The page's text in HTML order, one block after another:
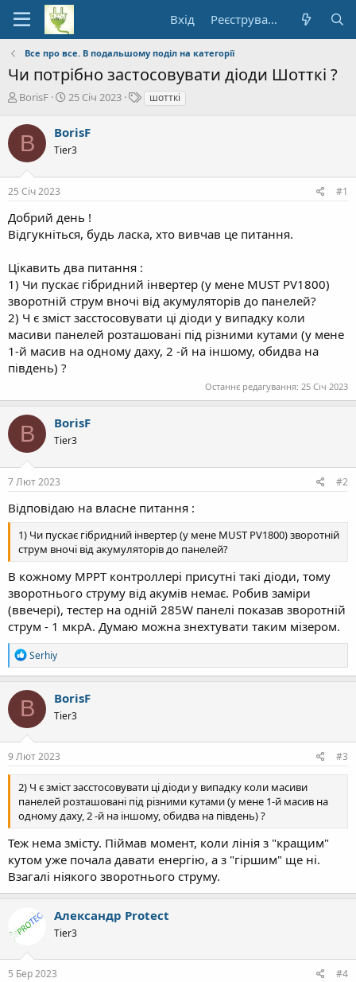
Вхід Реєстрування
Все про все. В подальшому поділ на категорії
Чи потрібно застосовувати діоди Шотткі ?
А
т
о
р
е
м
и
BorisF
Д
а
п
ч
к
у
25 Січ 2023
Тшотткі
B BorisF
Tier3
25 Січ 2023 #1
Добрий день !
Відгукніться, будь ласка, хто вивчав це питання.
Цікавить два питання :
1) Чи пускає гібридний інвертер (у мене MUST PV1800)
зворотній струм вночі від акумуляторів до панелей?
2) Ч є зміст засстосовувати ці діоди у випадку коли
масиви панелей розташовані під різними кутами (у мене
1-й масив на одному даху, 2 -й на іншому, обидва на
південь) ?
Останнє редагування: 25 Січ 2023
B BorisF
Tier3
7 Лют 2023 #2
Відповідаю на власне питання :
1) Чи пускає гібридний інвертер (у мене MUST PV1800) зворотній
струм вночі від акумуляторів до панелей?
В кожному МРРТ контроллері присутні такі діоди, тому
зворотнього струму від акумів немає. Робив заміри
(ввечері), тестер на одній 285W панелі показав зворотній
струм - 1 мкрА. Думаю можна знехтувати таким мізером.
Р
е
а
к
ц
і
ї
:
Serhiy
B BorisF
Tier3
9 Лют 2023 #3
2) Ч є зміст засстосовувати ці діоди у випадку коли масиви
панелей розташовані під різними кутами (у мене 1-й масив на
одному даху, 2 -й на іншому, обидва на південь) ?
Теж нема змісту. Піймав момент, коли лінія з "кращим"
кутом уже почала давати енергію, а з "гіршим" ще ні.
Взагалі ніякого зворотнього струму.
Александр Protect
Tier3
5 Бер 2023 #4